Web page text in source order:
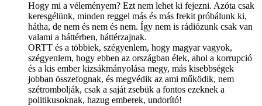
Hogy mi a véleményem? Ezt nem lehet ki fejezni. Azóta csak
keresgélünk, minden reggel más és más frekit próbálunk ki,
hátha, de nem és nem és nem. Így nem is rádiózunk csak van
valami a háttérben, háttérzajnak.
ORTT és a többiek, szégyenlem, hogy magyar vagyok,
szégyenlem, hogy ebben az országban élek, ahol a korrupció
és a kis ember kizsákmányolása megy, más kisebbségek
jobban összefognak, és megvédik az ami működik, nem
szétrombolják, csak a saját zsebük a fontos ezeknek a
politikusoknak, hazug emberek, undorító!